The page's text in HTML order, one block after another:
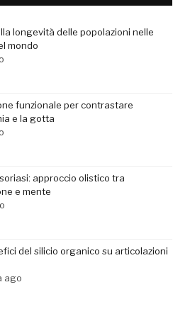
longevità delle popolazioni nelle
mondo
funzionale per contrastare
e la gotta
approccio olistico tra
e mente
del silicio organico su articolazioni
ago